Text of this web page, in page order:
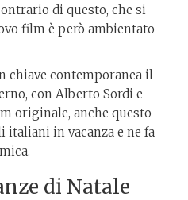
di questo, che si
film è però ambientato
chiave contemporanea il
con Alberto Sordi e
originale, anche questo
in vacanza e ne fa
di Natale